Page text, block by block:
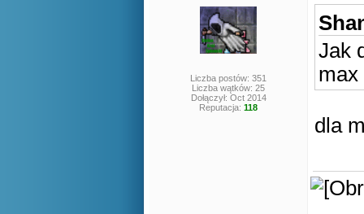
Liczba postów: 351
Liczba wątków: 25
Dołączył: Oct 2014
Reputacja: 118
Jak
max
dla